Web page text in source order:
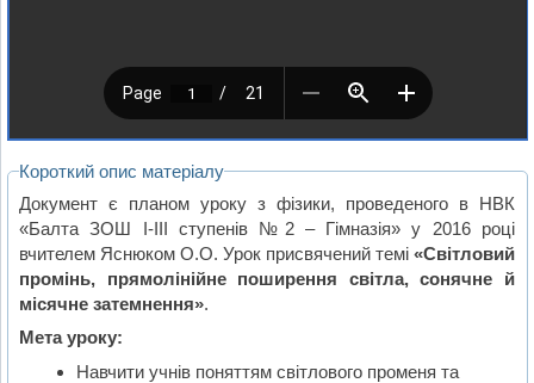
Короткий опис матеріалу
Документ є планом уроку з фізики, проведеного в НВК
«Балта ЗОШ І-ІІІ ступенів №2 – Гімназія» у 2016 році
вчителем Яснюком О.О. Урок присвячений темі«Світловий
промінь, прямолінійне поширення світла, сонячне й
місячне затемнення».
Мета уроку:
Навчити учнів поняттям світлового променя та